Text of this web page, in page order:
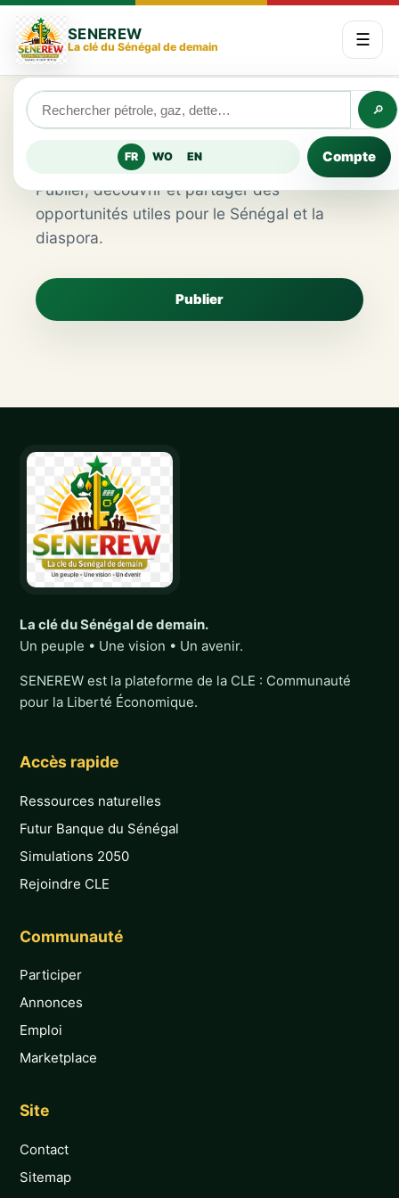
SENEREW
La clé du Sénégal de demain ☰
🔎
FR WO EN Compte
Marketplace
Publier, découvrir et partager des
opportunités utiles pour le Sénégal et la
diaspora.
Publier
La clé du Sénégal de demain.
Un peuple • Une vision • Un avenir.
SENEREW est la plateforme de la CLE : Communauté
pour la Liberté Économique.
Accès rapide
Ressources naturelles
Futur Banque du Sénégal
Simulations 2050
Rejoindre CLE
Communauté
Participer
Annonces
Emploi
Marketplace
Site
Contact
Sitemap